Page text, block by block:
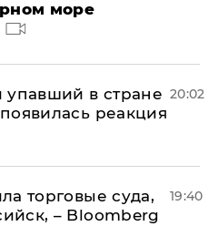
море
упавший в стране
реакция
20:02
торговые суда,
– Bloomberg
19:40